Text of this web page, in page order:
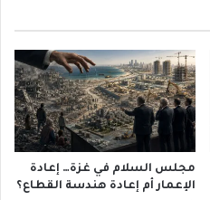
مجلس السلام في غزة… إعادة
الإعمار أم إعادة هندسة القطاع؟